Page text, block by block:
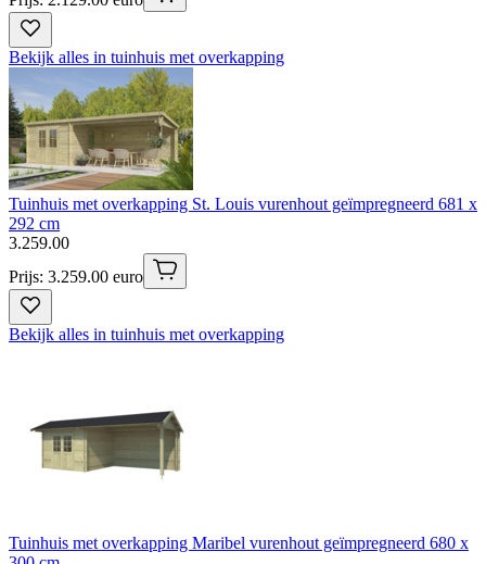
Bekijk alles in tuinhuis met overkapping
Tuinhuis met overkapping St. Louis vurenhout geïmpregneerd 681 x
292 cm
3.259.00
Prijs: 3.259.00 euro
Bekijk alles in tuinhuis met overkapping
Tuinhuis met overkapping Maribel vurenhout geïmpregneerd 680 x